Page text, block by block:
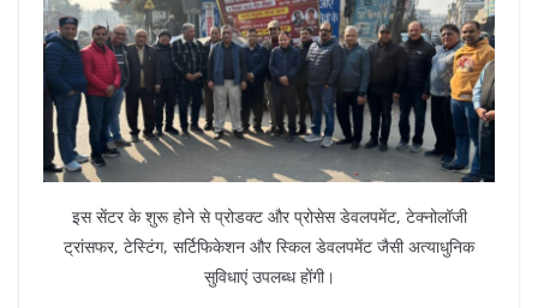
इस सेंटर के शुरू होने से प्रोडक्ट और प्रोसेस डेवलपमेंट, टेक्नोलॉजी
ट्रांसफर, टेस्टिंग, सर्टिफिकेशन और स्किल डेवलपमेंट जैसी अत्याधुनिक
सुविधाएं उपलब्ध होंगी।